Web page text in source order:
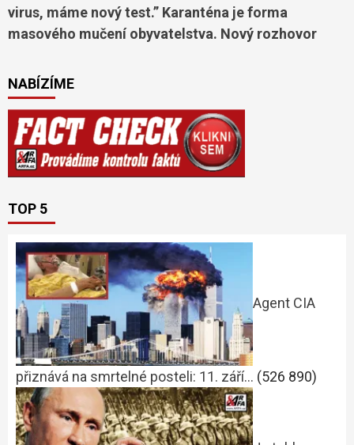
virus, máme nový test.” Karanténa je forma
masového mučení obyvatelstva. Nový rozhovor
NABÍZÍME
TOP 5
Agent CIA
přiznává na smrtelné posteli: 11. září… (526 890)